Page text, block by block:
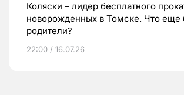
Коляски – лидер бесплатного
новорожденных в Томске. Что еще
родители?
22:00 / 16.07.26